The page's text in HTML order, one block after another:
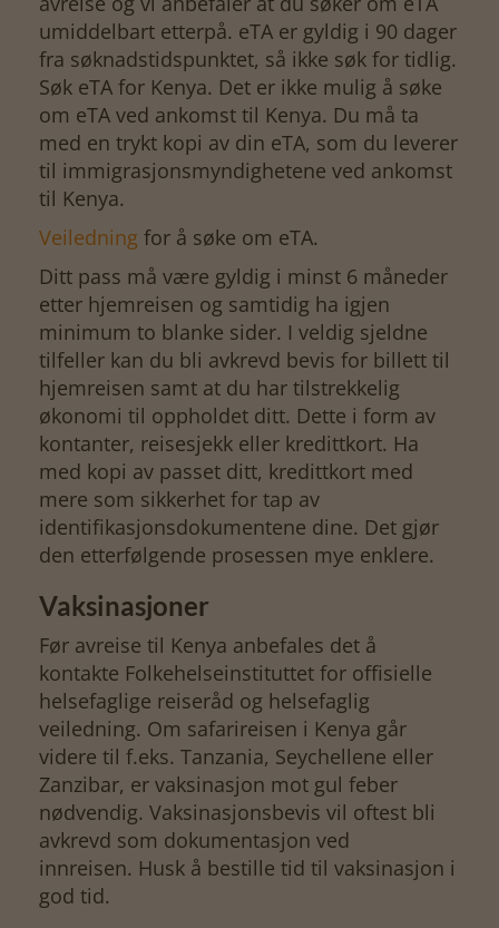
umiddelbart etterpå. eTA er gyldig i 90 dager
fra søknadstidspunktet, så ikke søk for tidlig.
Søk eTA for Kenya. Det er ikke mulig å søke
om eTA ved ankomst til Kenya. Du må ta
med en trykt kopi av din eTA, som du leverer
til immigrasjonsmyndighetene ved ankomst
til Kenya.
Veiledning for å søke om eTA.
Ditt pass må være gyldig i minst 6 måneder
etter hjemreisen og samtidig ha igjen
minimum to blanke sider. I veldig sjeldne
tilfeller kan du bli avkrevd bevis for billett til
hjemreisen samt at du har tilstrekkelig
økonomi til oppholdet ditt. Dette i form av
kontanter, reisesjekk eller kredittkort. Ha
med kopi av passet ditt, kredittkort med
mere som sikkerhet for tap av
identifikasjonsdokumentene dine. Det gjør
den etterfølgende prosessen mye enklere.
Vaksinasjoner
Før avreise til Kenya anbefales det å
kontakte Folkehelseinstituttet for offisielle
helsefaglige reiseråd og helsefaglig
veiledning. Om safarireisen i Kenya går
videre til f.eks. Tanzania, Seychellene eller
Zanzibar, er vaksinasjon mot gul feber
nødvendig. Vaksinasjonsbevis vil oftest bli
avkrevd som dokumentasjon ved
innreisen. Husk å bestille tid til vaksinasjon i
god tid.